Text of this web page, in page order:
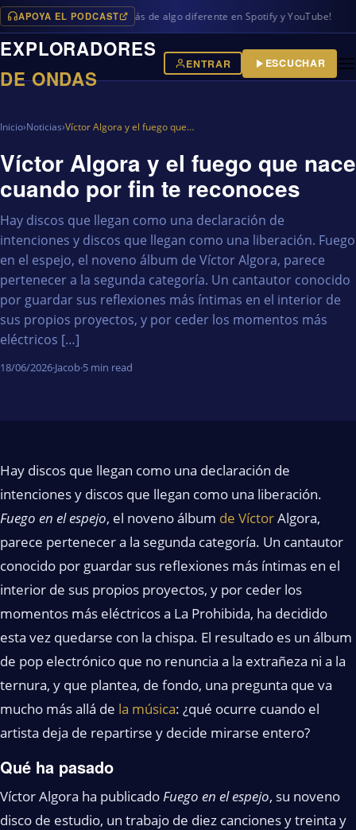
APOYA EL PODCAST
en iVoox, además de algo diferente en Spotify y YouTube!
EXPLORADORES
DE ONDAS
ENTRAR ESCUCHAR
Inicio›Noticias›Víctor Algora y el fuego que…
Víctor Algora y el fuego que nace
cuando por fin te reconoces
Hay discos que llegan como una declaración de
intenciones y discos que llegan como una liberación. Fuego
en el espejo, el noveno álbum de Víctor Algora, parece
pertenecer a la segunda categoría. Un cantautor conocido
por guardar sus reflexiones más íntimas en el interior de
sus propios proyectos, y por ceder los momentos más
eléctricos […]
18/06/2026·Jacob·5 min read
Hay discos que llegan como una declaración de
intenciones y discos que llegan como una liberación.
Fuego en el espejo, el noveno álbum de VíctorAlgora,
parece pertenecer a la segunda categoría. Un cantautor
conocido por guardar sus reflexiones más íntimas en el
interior de sus propios proyectos, y por ceder los
momentos más eléctricos a La Prohibida, ha decidido
esta vez quedarse con la chispa. El resultado es un álbum
de pop electrónico que no renuncia a la extrañeza ni a la
ternura, y que plantea, de fondo, una pregunta que va
mucho más allá de la música: ¿qué ocurre cuando el
artista deja de repartirse y decide mirarse entero?
Qué ha pasado
Víctor Algora ha publicado Fuego en el espejo, su noveno
disco de estudio, un trabajo de diez canciones y treinta y